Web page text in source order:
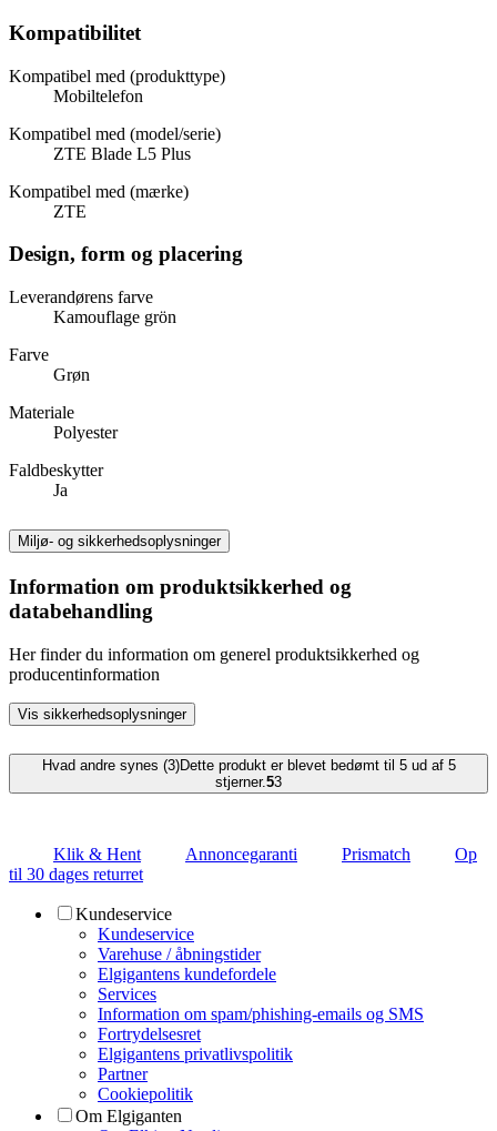
Kompatibilitet
Kompatibel med (produkttype)
Mobiltelefon
Kompatibel med (model/serie)
ZTE Blade L5 Plus
Kompatibel med (mærke)
ZTE
Design, form og placering
Leverandørens farve
Kamouflage grön
Farve
Grøn
Materiale
Polyester
Faldbeskytter
Ja
Miljø- og sikkerhedsoplysninger
Information om produktsikkerhed og
databehandling
Her finder du information om generel produktsikkerhed og
producentinformation
Vis sikkerhedsoplysninger
Hvad andre synes (3)Dette produkt er blevet bedømt til 5 ud af 5
stjerner.53
Klik & Hent Annoncegaranti Prismatch
Op
til 30 dages returret
Kundeservice
Kundeservice
Varehuse / åbningstider
Elgigantens kundefordele
Services
Information om spam/phishing-emails og SMS
Fortrydelsesret
Elgigantens privatlivspolitik
Partner
Cookiepolitik
Om Elgiganten